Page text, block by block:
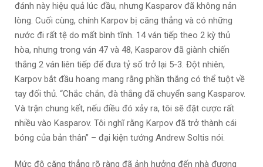
đánh này hiệu quả lúc đầu, nhưng Kasparov đã không nản
lòng. Cuối cùng, chính Karpov bị căng thẳng và có những
nước đi rất tệ do mất bình tĩnh. 14 ván tiếp theo 2 kỳ thủ
hòa, nhưng trong ván 47 và 48, Kasparov đã giành chiến
thắng 2 ván liên tiếp để đưa tỷ số trở lại 5-3. Đột nhiên,
Karpov bắt đầu hoang mang rằng phần thắng có thể tuột về
tay đối thủ. “Chắc chắn, đà thắng đã chuyển sang Kasparov.
Và trận chung kết, nếu điều đó xảy ra, tôi sẽ đặt cược rất
nhiều vào Kasparov. Tôi nghĩ rằng Karpov đã trở thành cái
bóng của bản thân” – đại kiện tướng Andrew Soltis nói.
Mức độ căng thẳng rõ ràng đã ảnh hưởng đến nhà đương